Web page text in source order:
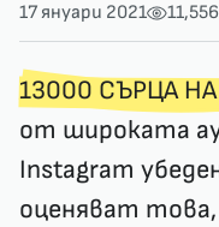
17 януари 2021 11,556
13000 СЪРЦА
от широката
Instagram
оценяват това,